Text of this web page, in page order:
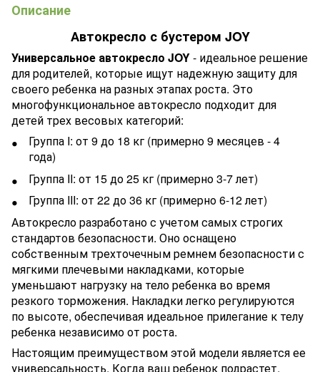
Описание
Автокресло с бустером JOY
Универсальное автокресло JOY- идеальное решение
для родителей, которые ищут надежную защиту для
своего ребенка на разных этапах роста. Это
многофункциональное автокресло подходит для
детей трех весовых категорий:
Группа I: от 9 до 18 кг (примерно 9 месяцев - 4
года)
Группа II: от 15 до 25 кг (примерно 3-7 лет)
Группа III: от 22 до 36 кг (примерно 6-12 лет)
Автокресло разработано с учетом самых строгих
стандартов безопасности. Оно оснащено
собственным трехточечным ремнем безопасности с
мягкими плечевыми накладками, которые
уменьшают нагрузку на тело ребенка во время
резкого торможения. Накладки легко регулируются
по высоте, обеспечивая идеальное прилегание к телу
ребенка независимо от роста.
Настоящим преимуществом этой модели является ее
универсальность. Когда ваш ребенок подрастет,